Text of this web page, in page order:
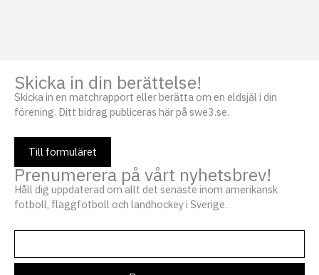
Skicka in din berättelse!
Skicka in en matchrapport eller berätta om en eldsjäl i din
förening. Ditt bidrag publiceras här på swe3.se.
Till formuläret
Prenumerera på vårt nyhetsbrev!
Håll dig uppdaterad om allt det senaste inom amerikansk
fotboll, flaggfotboll och landhockey i Sverige.